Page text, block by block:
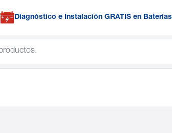
Diagnóstico e Instalación GRATIS en Baterías